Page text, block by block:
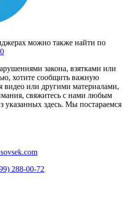
можно также найти по
закона, взятками или
хотите сообщить важную
или другими материалами,
свяжитесь с нами любым
указанных здесь. Мы постараемся
288-00-72